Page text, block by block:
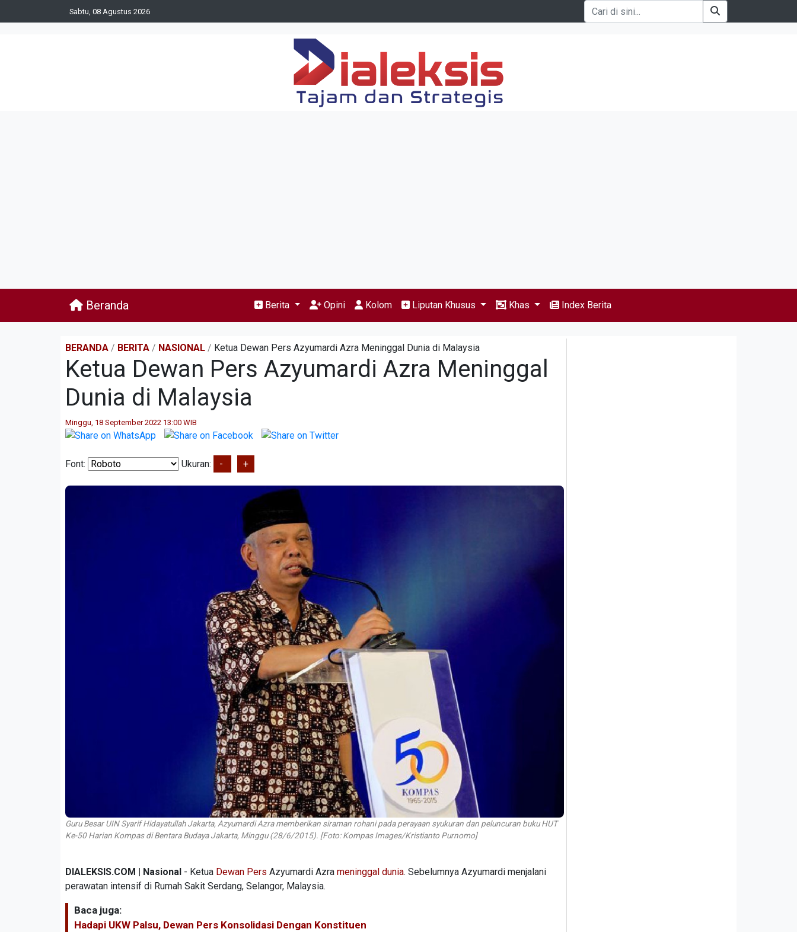
Sabtu, 08 Agustus 2026
Beranda Berita Opini Kolom Liputan Khusus Khas Index Berita
BERANDA / BERITA / NASIONAL / Ketua Dewan Pers Azyumardi Azra Meninggal Dunia di Malaysia
Ketua Dewan Pers Azyumardi Azra Meninggal
Dunia di Malaysia
Minggu, 18 September 2022 13:00 WIB
Font: Ukuran: - +
Guru Besar UIN Syarif Hidayatullah Jakarta, Azyumardi Azra memberikan siraman rohani pada perayaan syukuran dan peluncuran buku HUT
Ke-50 Harian Kompas di Bentara Budaya Jakarta, Minggu (28/6/2015). [Foto: Kompas Images/Kristianto Purnomo]
DIALEKSIS.COM | Nasional - Ketua Dewan Pers Azyumardi Azra meninggal dunia. Sebelumnya Azyumardi menjalani
perawatan intensif di Rumah Sakit Serdang, Selangor, Malaysia.
Baca juga:
Hadapi UKW Palsu, Dewan Pers Konsolidasi Dengan Konstituen